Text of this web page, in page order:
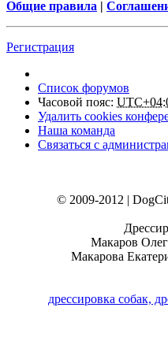
Общие правила |
Регистрация
Список форумов
Часовой пояс:
Удалить cookies
Наша команда
Связаться с
© 2009-2012 |
Макаров
Макарова
дрессировка собак,